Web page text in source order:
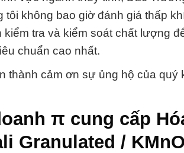
tôi không bao giờ đánh giá thấp
kiểm tra và kiểm soát chất lượng
chuẩn cao nhất.
thành cảm ơn sự ủng hộ của
π cung cấp
Granulated /